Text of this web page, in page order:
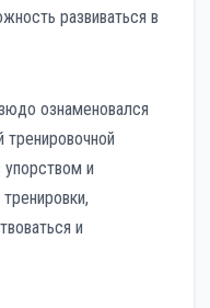
развиваться в
ознаменовался
и
и